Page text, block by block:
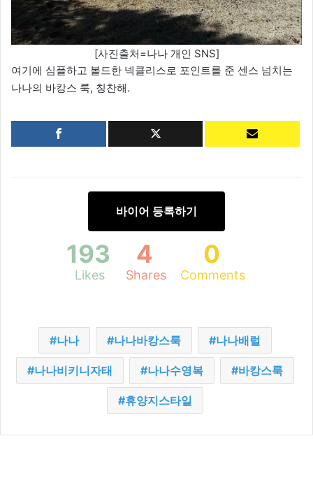
[사진출처=나나 개인 SNS]
여기에 심플하고 볼드한 넥클리스로 포인트를 준 센스 넘치는
나나의 바캉스 룩, 칭찬해.
바이어 등록하기
193
Likes
4
Shares
0
Comments
나나 나나바캉스룩 나나배럴
나나비키니자태 나나수영복 바캉스룩
휴양지스타일